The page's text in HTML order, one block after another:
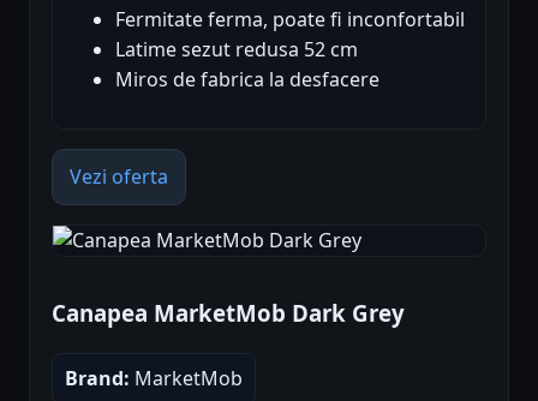
Fermitate ferma, poate fi inconfortabil
Latime sezut redusa 52 cm
Miros de fabrica la desfacere
Vezi oferta
Canapea MarketMob Dark Grey
Brand: MarketMob